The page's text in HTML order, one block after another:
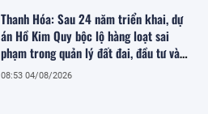
Thanh Hóa: Sau 24 năm triển khai, dự
án Hồ Kim Quy bộc lộ hàng loạt sai
phạm trong quản lý đất đai, đầu tư và
quy hoạch
08:53 04/08/2026